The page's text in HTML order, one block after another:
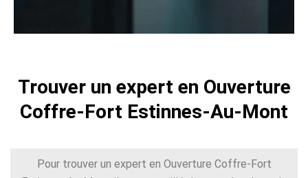
Trouver un expert en Ouverture
Coffre-Fort Estinnes-Au-Mont
Pour trouver un expert en Ouverture Coffre-Fort